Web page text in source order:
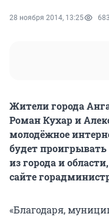
28 ноября 2014, 13:25 683
Жители города
Роман Кухар и
молодёжное
будет
из города и
сайте
«Благодаря,